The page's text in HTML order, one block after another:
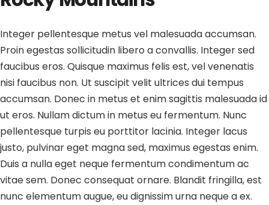
Integer pellentesque metus vel malesuada accumsan.
Proin egestas sollicitudin libero a convallis. Integer sed
faucibus eros. Quisque maximus felis est, vel venenatis
nisi faucibus non. Ut suscipit velit ultrices dui tempus
accumsan. Donec in metus et enim sagittis malesuada id
ut eros. Nullam dictum in metus eu fermentum. Nunc
pellentesque turpis eu porttitor lacinia. Integer lacus
justo, pulvinar eget magna sed, maximus egestas enim.
Duis a nulla eget neque fermentum condimentum ac
vitae sem. Donec consequat ornare. Blandit fringilla, est
nunc elementum augue, eu dignissim urna neque a ex.